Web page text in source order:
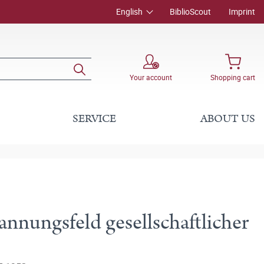
English BiblioScout Imprint
Your account Shopping cart
SERVICE ABOUT US
gesellschaftlicher